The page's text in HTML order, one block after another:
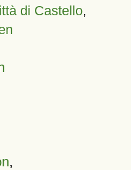
di Castello,
,